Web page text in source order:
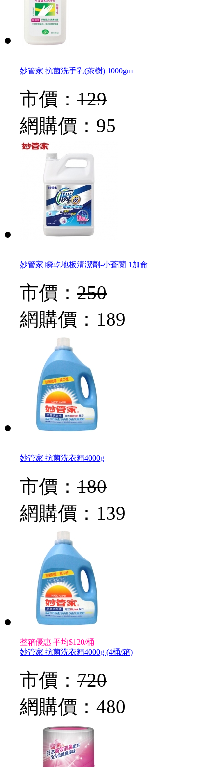
妙管家 抗菌洗手乳(茶樹) 1000gm
市價： 129
網購價： 95
妙管家 瞬乾地板清潔劑-小蒼蘭 1加侖
市價： 250
網購價： 189
妙管家 抗菌洗衣精4000g
市價： 180
網購價： 139
整箱優惠 平均$120/桶
妙管家 抗菌洗衣精4000g (4桶/箱)
市價： 720
網購價： 480